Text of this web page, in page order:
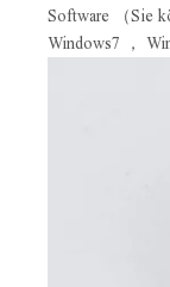
Software （Sie
Windows7 ，